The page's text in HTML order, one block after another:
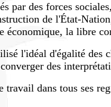
par des forces
de l'État-
économique, la libre
l'idéal d'égalité
des
dans tous ses